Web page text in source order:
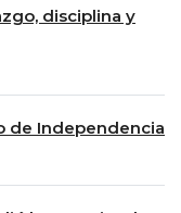
disciplina y
de Independencia